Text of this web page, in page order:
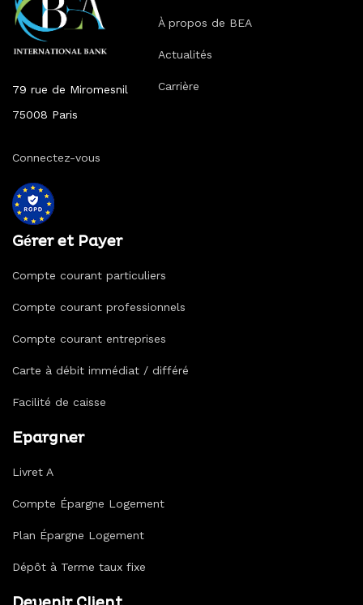
79 rue de Miromesnil
75008 Paris
Connectez-vous
À propos de BEA
Actualités
Carrière
Gérer et Payer
Compte courant particuliers
Compte courant professionnels
Compte courant entreprises
Carte à débit immédiat / différé
Facilité de caisse
Epargner
Livret A
Compte Épargne Logement
Plan Épargne Logement
Dépôt à Terme taux fixe